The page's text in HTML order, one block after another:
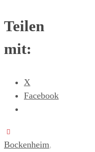
Teilen
mit:
X
Facebook
Bockenheim,